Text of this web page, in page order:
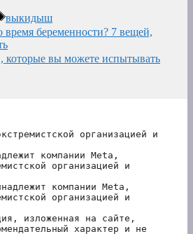
Метки
выкидыш
время беременности? 7 вещей,
вы можете испытывать
организацией и
компании Meta,
организацией и
компании Meta,
организацией и
изложенная на сайте,
характер и не